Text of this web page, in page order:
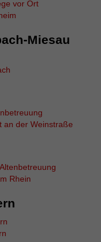
vor Ort
Miesau
an der Weinstraße
Rhein
Inhalte, um